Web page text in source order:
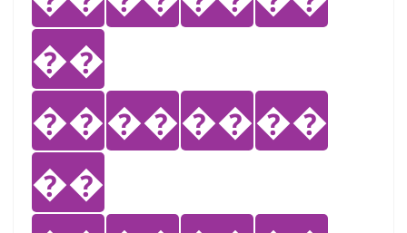
��
��������
��